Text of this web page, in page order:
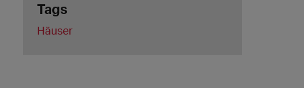
Tags
Häuser